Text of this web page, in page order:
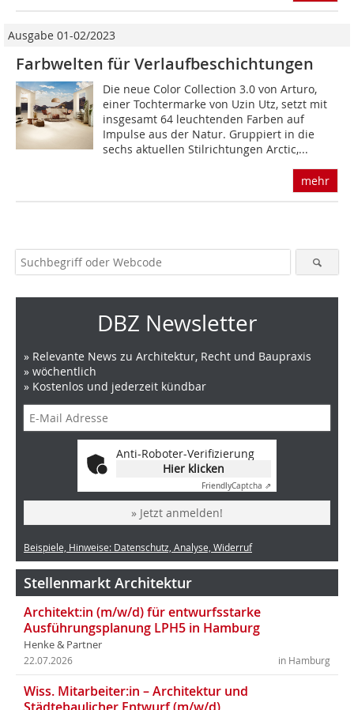
Ausgabe 01-02/2023
Farbwelten für Verlaufbeschichtungen
Die neue Color Collection 3.0 von Arturo,
einer Tochtermarke von Uzin Utz, setzt mit
insgesamt 64 leuchtenden Farben auf
Impulse aus der Natur. Gruppiert in die
sechs aktuellen Stilrichtungen Arctic,...
mehr
DBZ Newsletter
» Relevante News zu Architektur, Recht und Baupraxis
» wöchentlich
» Kostenlos und jederzeit kündbar
Anti-Roboter-Verifizierung
Hier klicken
FriendlyCaptcha ⇗
» Jetzt anmelden!
Beispiele, Hinweise: Datenschutz, Analyse, Widerruf
Stellenmarkt Architektur
Architekt:in (m/w/d) für entwurfsstarke
Ausführungsplanung LPH5 in Hamburg
Henke & Partner
in Hamburg
22.07.2026
Wiss. Mitarbeiter:in – Architektur und